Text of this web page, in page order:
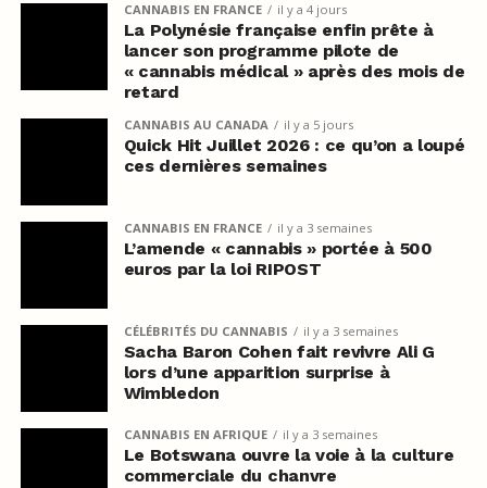
CANNABIS EN FRANCE il y a 4 jours
La Polynésie française enfin prête à
lancer son programme pilote de
« cannabis médical » après des mois de
retard
CANNABIS AU CANADA il y a 5 jours
Quick Hit Juillet 2026 : ce qu’on a loupé
ces dernières semaines
CANNABIS EN FRANCE il y a 3 semaines
L’amende « cannabis » portée à 500
euros par la loi RIPOST
CÉLÉBRITÉS DU CANNABIS il y a 3 semaines
Sacha Baron Cohen fait revivre Ali G
lors d’une apparition surprise à
Wimbledon
CANNABIS EN AFRIQUE il y a 3 semaines
Le Botswana ouvre la voie à la culture
commerciale du chanvre